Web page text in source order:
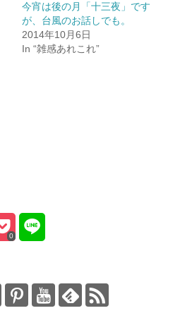
今宵は後の月「十三夜」です
が、台風のお話しでも。
2014年10月6日
In “雑感あれこれ”
0